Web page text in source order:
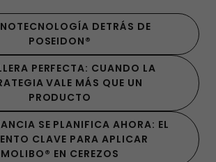
DETRÁS DE
POSEIDON®
PERFECTA: CUANDO LA
VALE MÁS QUE UN
PRODUCTO
SE PLANIFICA AHORA: EL
CLAVE PARA APLICAR
MOLIBO® EN CEREZOS